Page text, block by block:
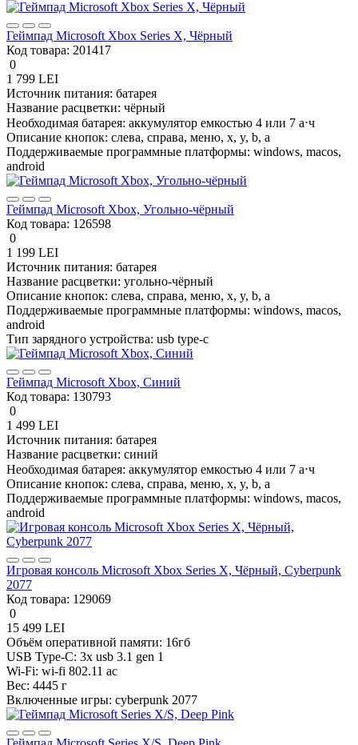
Геймпад Microsoft Xbox Series X, Чёрный
Код товара: 201417
0
1 799 LEI
Источник питания: батарея
Название расцветки: чёрный
Необходимая батарея: аккумулятор емкостью 4 или 7 а⋅ч
Описание кнопок: слева, справа, меню, x, y, b, a
Поддерживаемые программные платформы: windows, macos,
android
Геймпад Microsoft Xbox, Угольно-чёрный
Код товара: 126598
0
1 199 LEI
Источник питания: батарея
Название расцветки: угольно-чёрный
Описание кнопок: слева, справа, меню, x, y, b, a
Поддерживаемые программные платформы: windows, macos,
android
Тип зарядного устройства: usb type-c
Геймпад Microsoft Xbox, Синий
Код товара: 130793
0
1 499 LEI
Источник питания: батарея
Название расцветки: синий
Необходимая батарея: аккумулятор емкостью 4 или 7 а⋅ч
Описание кнопок: слева, справа, меню, x, y, b, a
Поддерживаемые программные платформы: windows, macos,
android
Игровая консоль Microsoft Xbox Series X, Чёрный, Cyberpunk
2077
Код товара: 129069
0
15 499 LEI
Объём оперативной памяти: 16гб
USB Type-C: 3x usb 3.1 gen 1
Wi-Fi: wi-fi 802.11 ac
Вес: 4445 г
Включенные игры: cyberpunk 2077